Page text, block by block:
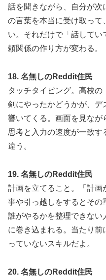
話を聞きながら、自分が
の言葉を本当に受け取って
い。それだけで「話して
頼関係の作り方が変わる。
18. 名無しのReddit住民
タッチタイピング。高校
剣にやったかどうかが、デ
響いてくる。画面を見なが
思考と入力の速度が一致
違う。
19. 名無しのReddit住民
計画を立てること。「計
事や引っ越しをするとその
誰がやるかを整理できな
に巻き込まれる。当たり
っていないスキルだよ。
20. 名無しのReddit住民